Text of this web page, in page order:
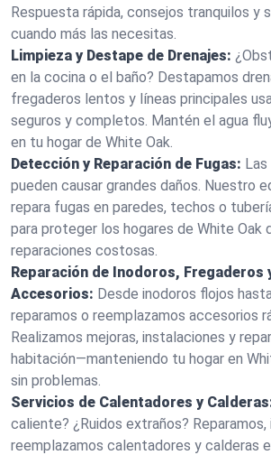
Respuesta rápida, consejos tranquilos y
cuando más las necesitas.
Limpieza y Destape de Drenajes:
en la cocina o el baño? Destapamos
fregaderos lentos y líneas principales
seguros y completos. Mantén el agua
en tu hogar de White Oak.
Detección y Reparación de Fugas:
pueden causar grandes daños. Nuestro
repara fugas en paredes, techos o
para proteger los hogares de White Oak
reparaciones costosas.
Reparación de Inodoros, Fregaderos
Accesorios: Desde inodoros flojos
reparamos o reemplazamos accesorios
Realizamos mejoras, instalaciones y
habitación—manteniendo tu hogar en
sin problemas.
Servicios de Calentadores y
caliente? ¿Ruidos extraños?
reemplazamos calentadores y calderas